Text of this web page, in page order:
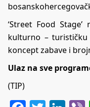
‘Street Food
kulturno – turističku
koncept zabave i
Ulaz na sve
(TIP)